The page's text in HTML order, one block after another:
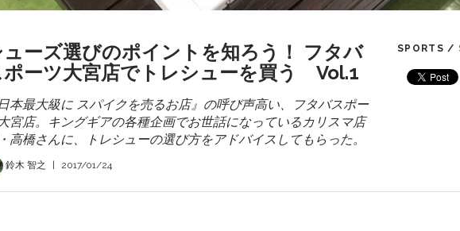
ューズ選びのポイントを知ろう！ フタバ
ポーツ大宮店でトレシューを買う Vol.1
日本最大級に スパイクを売るお店』の呼び声高い、フタバスポー
宮店。キングギアの各種企画でお世話になっているカリスマ店
高橋さんに、トレシューの選び方をアドバイスしてもらった。
鈴木 智之 2017/01/24
SPORTS /